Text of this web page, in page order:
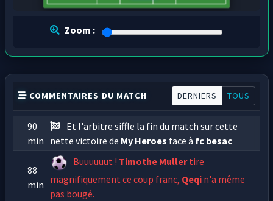
Zoom :
COMMENTAIRES DU MATCH DERNIERS TOUS
90
min
Et l'arbitre siffle la fin du match sur cette
nette victoire de My Heroes face à fc besac
88
min
Buuuuuut ! Timothe Mullertire
magnifiquement ce coup franc, Qeqi n'a même
pas bougé.